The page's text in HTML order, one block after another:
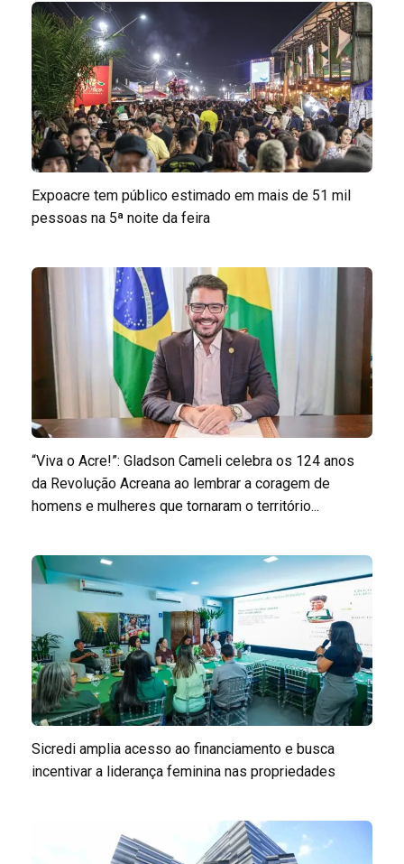
Expoacre tem público estimado em mais de 51 mil
pessoas na 5ª noite da feira
“Viva o Acre!”: Gladson Cameli celebra os 124 anos
da Revolução Acreana ao lembrar a coragem de
homens e mulheres que tornaram o território...
Sicredi amplia acesso ao financiamento e busca
incentivar a liderança feminina nas propriedades